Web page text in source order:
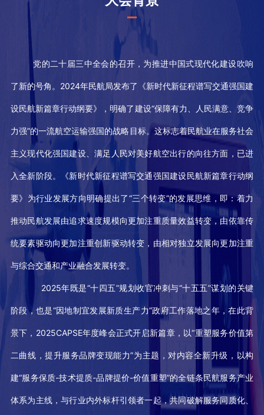
党的二十届三中全会的召开，为推进中国式现代化建设吹响
了新的号角。2024年民航局发布了《新时代新征程谱写交通强国建
设民航新篇章行动纲要》，明确了建设“保障有力、人民满意、竞争
力强”的一流航空运输强国的战略目标。这标志着民航业在服务社会
主义现代化强国建设、满足人民对美好航空出行的向往方面，已进
入全新阶段。《新时代新征程谱写交通强国建设民航新篇章行动纲
要》为行业发展方向明确提出了“三个转变”的发展思维，即：着力
推动民航发展由追求速度规模向更加注重质量效益转变，由依靠传
统要素驱动向更加注重创新驱动转变，由相对独立发展向更加注重
与综合交通和产业融合发展转变。
2025年既是“十四五”规划收官冲刺与“十五五”谋划的关键
阶段，也是“因地制宜发展新质生产力”政府工作落地之年，在此背
景下，2025CAPSE年度峰会正式开启新篇章，以“重塑服务价值第
二曲线，提升服务品牌变现能力”为主题，对内容全新升级，以构
建“服务保质-技术提质-品牌提价-价值重塑”的全链条民航服务产业
体系为主线，与行业内外标杆引领者一起，共同破解服务同质化、